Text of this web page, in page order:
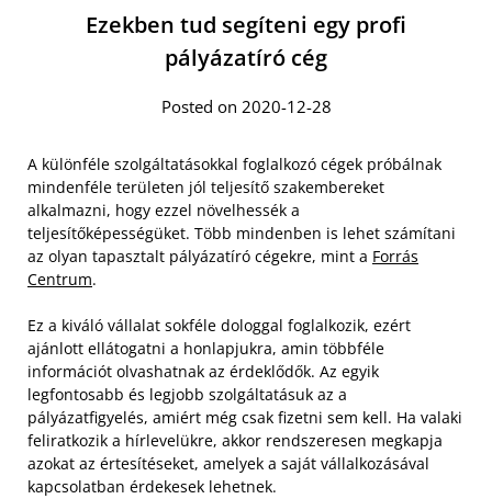
Ezekben tud segíteni egy profi
pályázatíró cég
Posted on 2020-12-28
A különféle szolgáltatásokkal foglalkozó cégek próbálnak
mindenféle területen jól teljesítő szakembereket
alkalmazni, hogy ezzel növelhessék a
teljesítőképességüket. Több mindenben is lehet számítani
az olyan tapasztalt pályázatíró cégekre, mint a Forrás
Centrum.
Ez a kiváló vállalat sokféle dologgal foglalkozik, ezért
ajánlott ellátogatni a honlapjukra, amin többféle
információt olvashatnak az érdeklődők. Az egyik
legfontosabb és legjobb szolgáltatásuk az a
pályázatfigyelés, amiért még csak fizetni sem kell. Ha valaki
feliratkozik a hírlevelükre, akkor rendszeresen megkapja
azokat az értesítéseket, amelyek a saját vállalkozásával
kapcsolatban érdekesek lehetnek.